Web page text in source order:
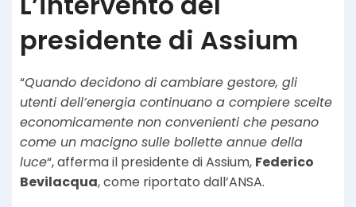
presidente di Assium
“Quando decidono di cambiare gestore, gli
utenti dell’energia continuano a compiere scelte
economicamente non convenienti che pesano
come un macigno sulle bollette annue della
luce“, afferma il presidente di Assium, Federico
Bevilacqua, come riportato dall’ANSA.